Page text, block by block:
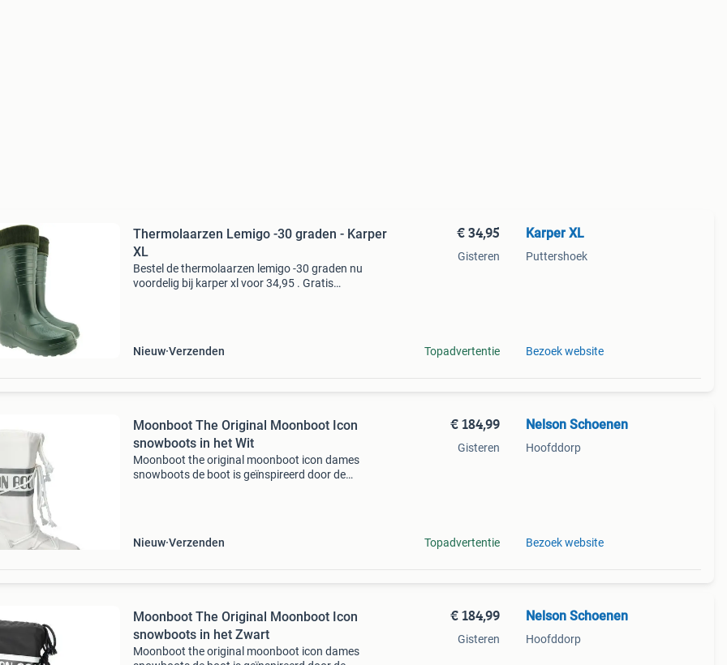
Thermolaarzen Lemigo -30 graden - Karper
XL
Bestel de thermolaarzen lemigo -30 graden nu
voordelig bij karper xl voor 34,95 . Gratis
Nieuw Verzenden
€ 34,95
Gisteren
Topadvertentie
Karper XL
Puttershoek
Bezoek website
Moonboot The Original Moonboot Icon
snowboots in het Wit
Moonboot the original moonboot icon dames
snowboots de boot is geïnspireerd door de
Nieuw Verzenden
€ 184,99
Gisteren
Topadvertentie
Nelson Schoenen
Hoofddorp
Bezoek website
Moonboot The Original Moonboot Icon
snowboots in het Zwart
Moonboot the original moonboot icon dames
€ 184,99
Gisteren
Nelson Schoenen
Hoofddorp